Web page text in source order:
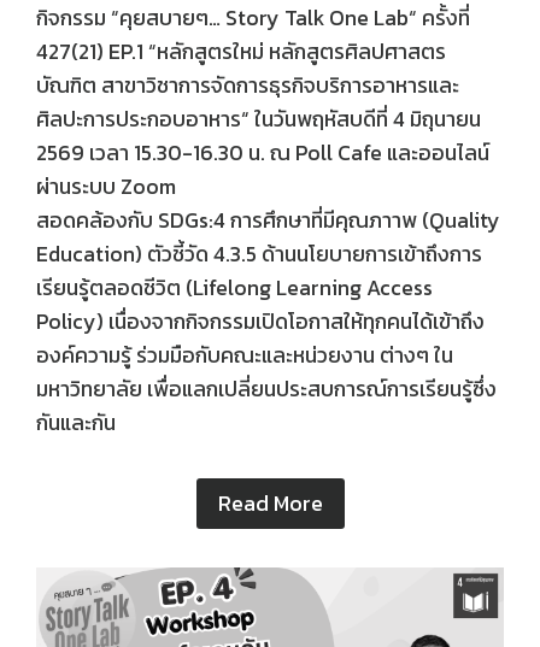
กิจกรรม “คุยสบายๆ… Story Talk One Lab“ ครั้งที่
427(21) EP.1 “หลักสูตรใหม่ หลักสูตรศิลปศาสตร
บัณฑิต สาขาวิชาการจัดการธุรกิจบริการอาหารและ
ศิลปะการประกอบอาหาร“ ในวันพฤหัสบดีที่ 4 มิถุนายน
2569 เวลา 15.30-16.30 น. ณ Poll Cafe และออนไลน์
ผ่านระบบ Zoom
สอดคล้องกับ SDGs:4 การศึกษาที่มีคุณภาาพ (Quality
Education) ตัวชี้วัด 4.3.5 ด้านนโยบายการเข้าถึงการ
เรียนรู้ตลอดชีวิต (Lifelong Learning Access
Policy) เนื่องจากกิจกรรมเปิดโอกาสให้ทุกคนได้เข้าถึง
องค์ความรู้ ร่วมมือกับคณะและหน่วยงาน ต่างๆ ใน
มหาวิทยาลัย เพื่อแลกเปลี่ยนประสบการณ์การเรียนรู้ซึ่ง
กันและกัน
Read More